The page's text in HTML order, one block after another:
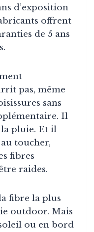
d’exposition
offrent
de 5 ans
pas, même
sans
Il
la pluie. Et il
toucher,
fibres
raides.
fibre la plus
outdoor. Mais
ou en bord